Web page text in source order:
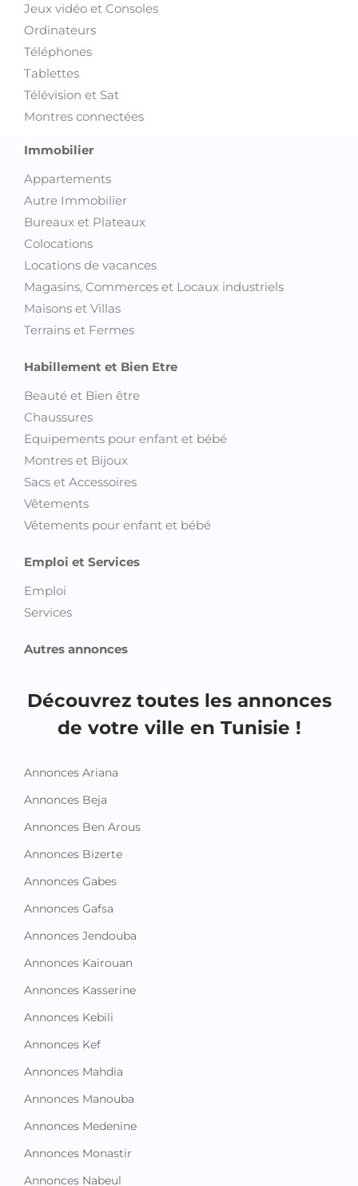
Jeux vidéo et Consoles
Ordinateurs
Téléphones
Tablettes
Télévision et Sat
Montres connectées
Immobilier
Appartements
Autre Immobilier
Bureaux et Plateaux
Colocations
Locations de vacances
Magasins, Commerces et Locaux industriels
Maisons et Villas
Terrains et Fermes
Habillement et Bien Etre
Beauté et Bien être
Chaussures
Equipements pour enfant et bébé
Montres et Bijoux
Sacs et Accessoires
Vêtements
Vêtements pour enfant et bébé
Emploi et Services
Emploi
Services
Autres annonces
Découvrez toutes les annonces
de votre ville en Tunisie !
Annonces Ariana
Annonces Beja
Annonces Ben Arous
Annonces Bizerte
Annonces Gabes
Annonces Gafsa
Annonces Jendouba
Annonces Kairouan
Annonces Kasserine
Annonces Kebili
Annonces Kef
Annonces Mahdia
Annonces Manouba
Annonces Medenine
Annonces Monastir
Annonces Nabeul